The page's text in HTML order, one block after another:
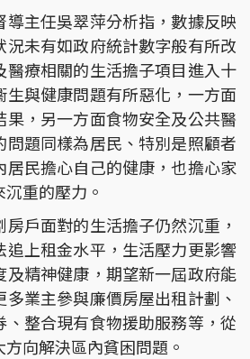
導主任吳翠萍分析指，數據反映
況未有如政府統計數字般有所改
醫療相關的生活擔子項目進入十
生與健康問題有所惡化，一方面
果，另一方面食物安全及公共醫
題同樣為居民、特別是照顧者
居民擔心自己的健康，也擔心家
重的壓力。
戶面對的生活擔子仍然沉重，
追上租金水平，生活壓力更影響
及精神健康，期望新一屆政府能
業主參與廉價房屋出租計劃、
整合現有食物援助服務等，從
方向解決區內貧困問題。